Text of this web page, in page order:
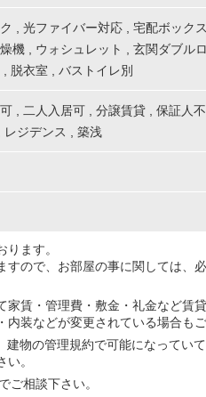
光ファイバー対応 宅配ボックス
機
ウォシュレット 玄関ダブル
脱衣室 バストイレ別
二人入居可 分譲賃貸 保証人
レジデンス 築浅
ます。
ので、お部屋の事に関しては、
賃・管理費・敷金・礼金など賃
装などが変更されている場合もご
物の管理規約で可能になってい
。
ご相談下さい。